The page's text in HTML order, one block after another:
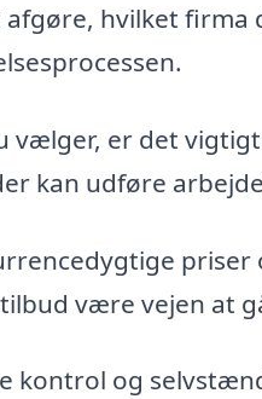
hvilket
vælger, er det
kan udføre
være vejen at
kontrol og